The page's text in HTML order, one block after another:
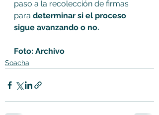
paso a la recolección de firmas
para determinar si el proceso
sigue avanzando o no.
Foto: Archivo
Soacha